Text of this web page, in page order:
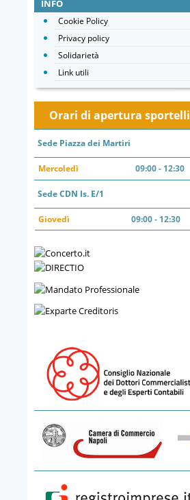
INFO
Cookie Policy
Privacy policy
Solidarietà
Link utili
Orari di apertura sportelli
Sede Piazza dei Martiri
Mercoledì 09:00 - 12:30
Sede CDN Is. E/1
Giovedì 09:00 - 12:30